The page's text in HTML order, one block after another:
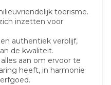
toerisme.
inzetten voor
authentiek verblijf,
de kwaliteit.
aan om ervoor te
heeft, in harmonie